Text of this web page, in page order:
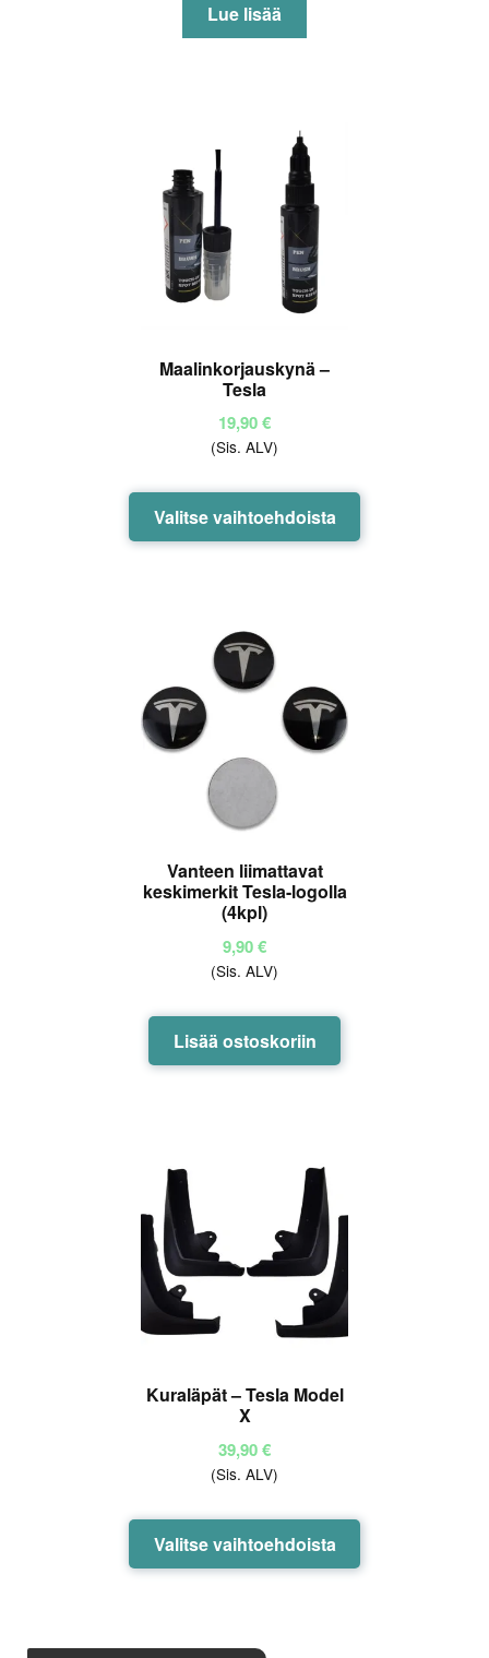
Lue lisää
Maalinkorjauskynä –
Tesla
19,90€
(Sis. ALV)
Valitse vaihtoehdoista
Tällä
tuotteella
Vanteen liimattavat
keskimerkit Tesla-logolla
(4kpl)
9,90€
(Sis. ALV)
Lisää ostoskoriin
Kuraläpät – Tesla Model
X
39,90€
(Sis. ALV)
Valitse vaihtoehdoista
Tällä
tuotteella